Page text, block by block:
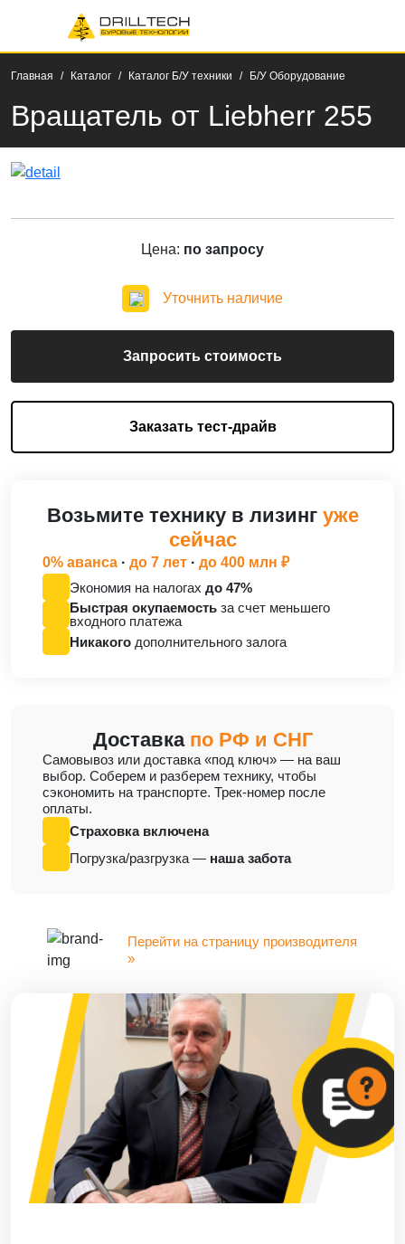
Главная Каталог Каталог Б/У техники Б/У Оборудование
Вращатель от Liebherr 255
Цена: по запросу
Уточнить наличие
Запросить стоимость
Заказать тест-драйв
Возьмите технику в лизинг уже
сейчас
0% аванса · до 7 лет · до 400 млн ₽
Экономия на налогах до 47%
Быстрая окупаемость за счет меньшего
входного платежа
Никакого дополнительного залога
Доставка по РФ и СНГ
Cамовывоз или доставка «под ключ» — на ваш
выбор. Соберем и разберем технику, чтобы
сэкономить на транспорте. Трек-номер после
оплаты.
Страховка включена
Погрузка/разгрузка — наша забота
Перейти на страницу производителя
»